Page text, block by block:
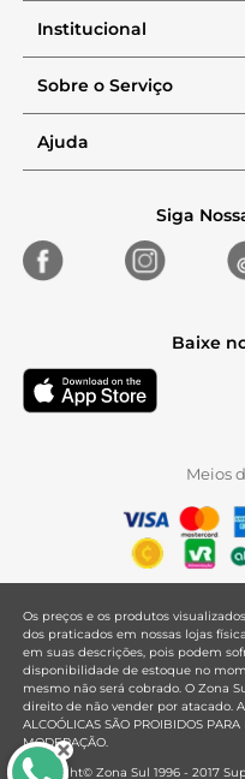
Institucional
Sobre o Serviço
Ajuda
Siga
Baixe
Meios
Os preços e os produtos
dos praticados em nossas lojas
em suas descrições, pois podem
disponibilidade de estoque no
mesmo não será cobrado. O Zona
direito de não vender por atacado. A
ALCOÓLICAS SÃO PROIBIDOS
MODERAÇÃO.
Copyright© Zona Sul 1996 - 2017